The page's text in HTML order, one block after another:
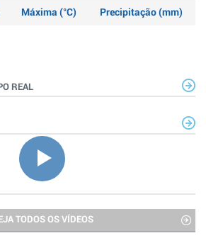
Máxima (°C) Precipitação (mm)
REAL
TODOS OS VÍDEOS